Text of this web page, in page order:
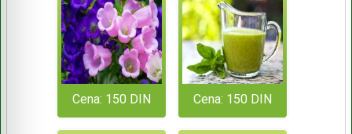
Cena: 150 DIN Cena: 150 DIN